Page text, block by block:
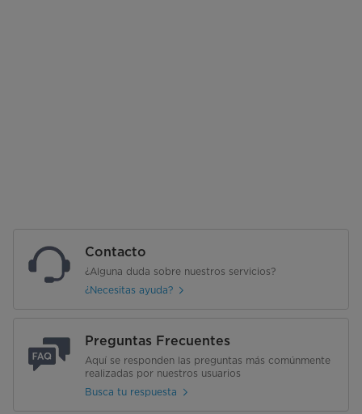
Contacto
¿Alguna duda sobre nuestros servicios?
¿Necesitas ayuda?
Preguntas Frecuentes
Aquí se responden las preguntas más comúnmente
realizadas por nuestros usuarios
Busca tu respuesta